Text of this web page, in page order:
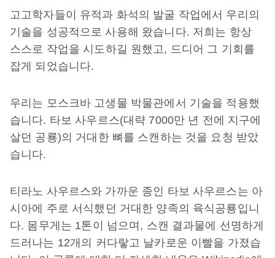
고고학자들이 유적과 화석의 발굴 작업에서 우리의
기술을 성공적으로 사용해 왔습니다. 저희는 항상
스스로 작업을 시도하길 원했고, 드디어 그 기회를
잡게 되었습니다.
우리는 모스크바 고생물 박물관에서 기술을 적용했
습니다. 타보 사우르스(대략 7000만 년 전에 지구에
살던 공룡)의 거대한 뼈를 스캔하는 것을 요청 받았
습니다.
티라노 사우르스와 가까운 종인 타보 사우르스는 아
시아에 주로 서식했던 거대한 양족의 육식공룡입니
다. 몸무게는 1톤이 넘으며, 스캔 결과물에 선명하게
드러나는 12개의 커다랗고 날카로운 이빨을 가졌습